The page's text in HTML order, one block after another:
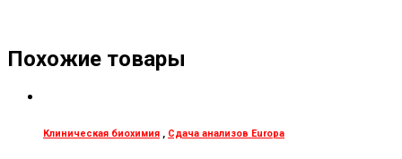
Похожие товары
Клиническая биохимия , Сдача анализов Europa